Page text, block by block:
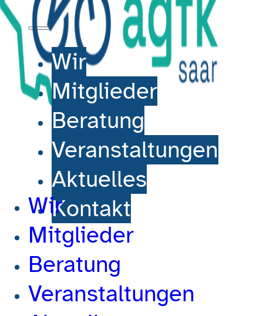
Wir
Mitglieder
Beratung
Veranstaltungen
Aktuelles
Kontakt
Wir
Mitglieder
Beratung
Veranstaltungen